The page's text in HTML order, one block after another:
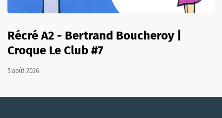
Récré A2 - Bertrand Boucheroy |
Croque Le Club #7
5 août 2026